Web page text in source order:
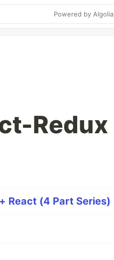
Powered by Algolia
Redux
React (4 Part Series)